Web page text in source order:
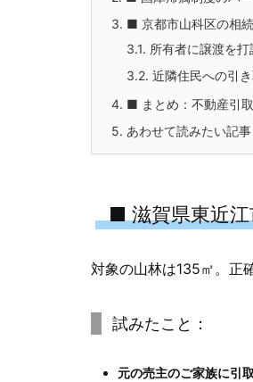
3. ■ 京都市山科区の相
3.1. 所有者に譲渡を
3.2. 近隣住民への引
4. ■ まとめ：不動産引
5. あわせて読みたい記事
■ 滋賀県東近
対象の山林は135㎡。正
試みたこと：
元の売主のご家族に引